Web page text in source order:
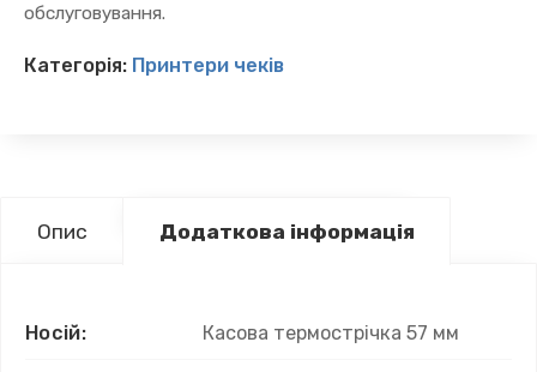
обслуговування.
Категорія: Принтери чеків
Опис Додаткова інформація
Носій: Касова термострічка 57 мм